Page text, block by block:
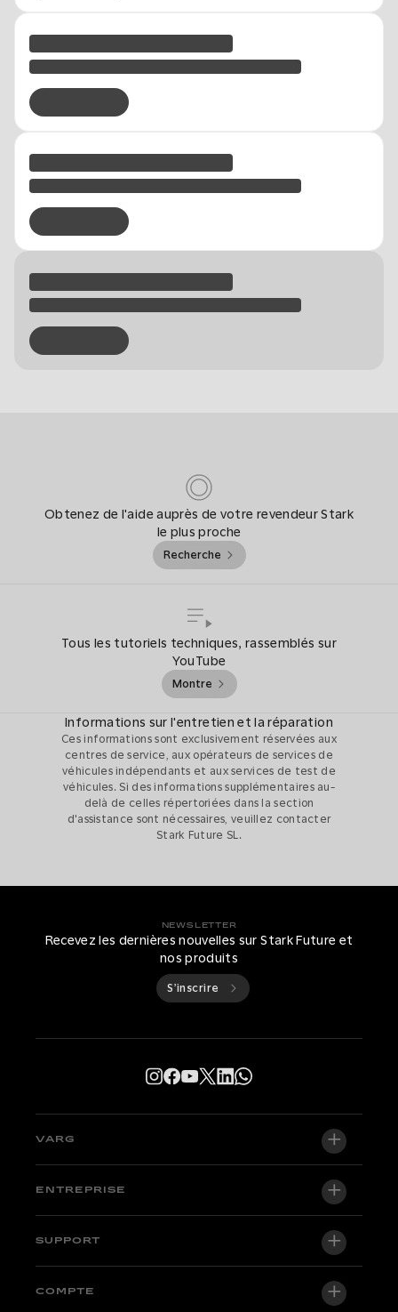
Obtenez de l'aide auprès de votre revendeur Stark
le plus proche
Recherche
Tous les tutoriels techniques, rassemblés sur
YouTube
Montre
Informations sur l'entretien et la réparation
Ces informations sont exclusivement réservées aux
centres de service, aux opérateurs de services de
véhicules indépendants et aux services de test de
véhicules. Si des informations supplémentaires au-
delà de celles répertoriées dans la section
d'assistance sont nécessaires, veuillez contacter
Stark Future SL.
NEWSLETTER
Recevez les dernières nouvelles sur Stark Future et
nos produits
S’inscrire
VARG
VARG EX
Factory Edition
ENTREPRISE
À propos de nous
SUPPORT
Centre d'assistance
COMPTE